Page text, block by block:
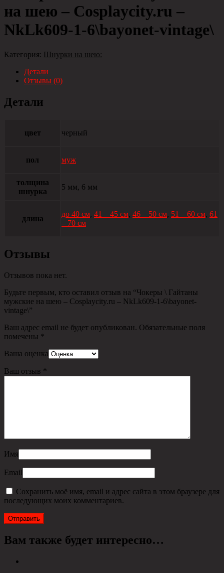
на шею – Сosplaycity.ru –
NkLk609-1-6\bayonet-vintage\
Категория: Шнурки на шею:
Детали
Отзывы (0)
Детали
цвет черный
пол муж
толщина
шнурка
5 мм, 6 мм
длина
до 40 см, 41 – 45 см, 46 – 50 см, 51 – 60 см, 61
– 70 см
Отзывы
Отзывов пока нет.
Будьте первым, кто оставил отзыв на “Чокеры \ Гайтаны
мужские на шею – Сosplaycity.ru – NkLk609-1-6\bayonet-
vintage\”
Ваш адрес email не будет опубликован. Обязательные поля
помечены *
Ваша оценка
Ваш отзыв *
Имя
Email
Сохранить моё имя, email и адрес сайта в этом браузере для
последующих моих комментариев.
Вам также будет интересно…